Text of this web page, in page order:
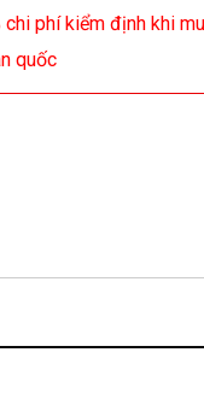
phí kiểm định khi
quốc